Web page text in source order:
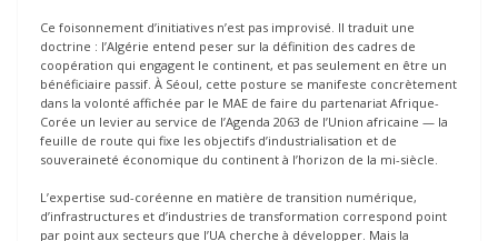
Ce foisonnement d’initiatives n’est pas improvisé. Il traduit une
doctrine : l’Algérie entend peser sur la définition des cadres de
coopération qui engagent le continent, et pas seulement en être un
bénéficiaire passif. À Séoul, cette posture se manifeste concrètement
dans la volonté affichée par le MAE de faire du partenariat Afrique-
Corée un levier au service de l’Agenda 2063 de l’Union africaine — la
feuille de route qui fixe les objectifs d’industrialisation et de
souveraineté économique du continent à l’horizon de la mi-siècle.
L’expertise sud-coréenne en matière de transition numérique,
d’infrastructures et d’industries de transformation correspond point
par point aux secteurs que l’UA cherche à développer. Mais la